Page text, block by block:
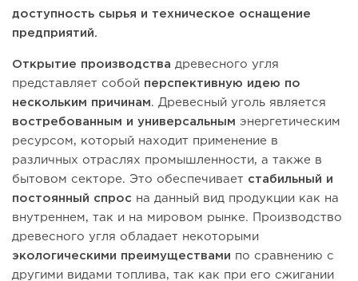
доступность сырья и техническое оснащение
предприятий.
Открытие производства древесного угля
представляет собой перспективную идею по
нескольким причинам. Древесный уголь является
востребованным и универсальным энергетическим
ресурсом, который находит применение в
различных отраслях промышленности, а также в
бытовом секторе. Это обеспечивает стабильный и
постоянный спрос на данный вид продукции как на
внутреннем, так и на мировом рынке. Производство
древесного угля обладает некоторыми
экологическими преимуществами по сравнению с
другими видами топлива, так как при его сжигании